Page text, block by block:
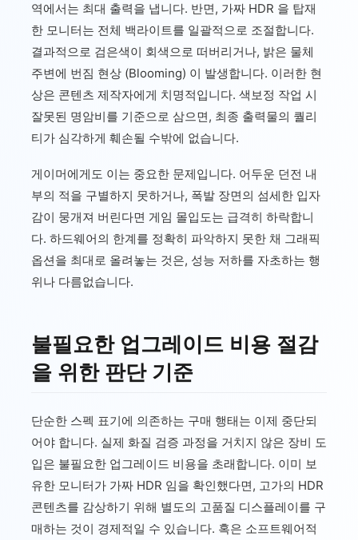
역에서는 최대 출력을 냅니다. 반면, 가짜 HDR 을 탑재
한 모니터는 전체 백라이트를 일괄적으로 조절합니다.
결과적으로 검은색이 회색으로 떠버리거나, 밝은 물체
주변에 번짐 현상 (Blooming) 이 발생합니다. 이러한 현
상은 콘텐츠 제작자에게 치명적입니다. 색보정 작업 시
잘못된 명암비를 기준으로 삼으면, 최종 출력물의 퀄리
티가 심각하게 훼손될 수밖에 없습니다.
게이머에게도 이는 중요한 문제입니다. 어두운 던전 내
부의 적을 구별하지 못하거나, 폭발 장면의 섬세한 입자
감이 뭉개져 버린다면 게임 몰입도는 급격히 하락합니
다. 하드웨어의 한계를 정확히 파악하지 못한 채 그래픽
옵션을 최대로 올려놓는 것은, 성능 저하를 자초하는 행
위나 다름없습니다.
불필요한 업그레이드 비용 절감
을 위한 판단 기준
단순한 스펙 표기에 의존하는 구매 행태는 이제 중단되
어야 합니다. 실제 화질 검증 과정을 거치지 않은 장비 도
입은 불필요한 업그레이드 비용을 초래합니다. 이미 보
유한 모니터가 가짜 HDR 임을 확인했다면, 고가의 HDR
콘텐츠를 감상하기 위해 별도의 고품질 디스플레이를 구
매하는 것이 경제적일 수 있습니다. 혹은 소프트웨어적